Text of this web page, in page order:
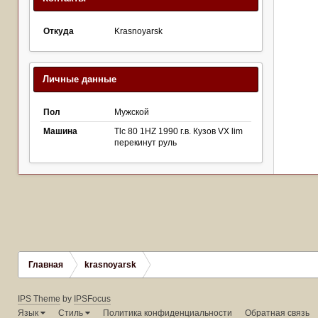
Откуда Krasnoyarsk
Личные данные
Пол
Мужской
Машина
Tlc 80 1HZ 1990 г.в. Кузов VX lim
перекинут руль
Главная krasnoyarsk
IPS Theme by IPSFocus
Язык
Стиль Политика конфиденциальности Обратная связь